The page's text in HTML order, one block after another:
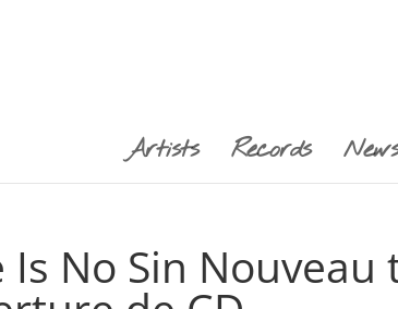
Artists Records News
Is No Sin Nouveau